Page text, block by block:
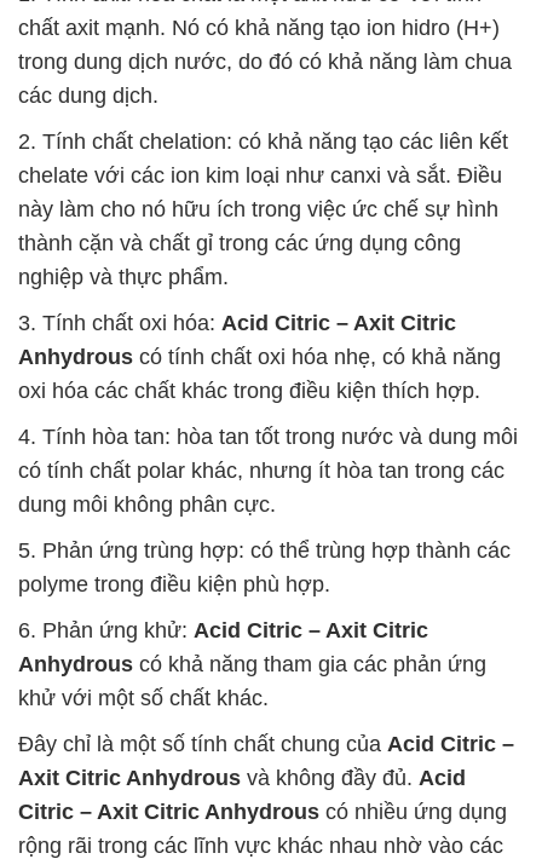
chất axit mạnh. Nó có khả năng tạo ion hidro (H+)
trong dung dịch nước, do đó có khả năng làm chua
các dung dịch.
2. Tính chất chelation: có khả năng tạo các liên kết
chelate với các ion kim loại như canxi và sắt. Điều
này làm cho nó hữu ích trong việc ức chế sự hình
thành cặn và chất gỉ trong các ứng dụng công
nghiệp và thực phẩm.
3. Tính chất oxi hóa: Acid Citric – Axit Citric
Anhydrous có tính chất oxi hóa nhẹ, có khả năng
oxi hóa các chất khác trong điều kiện thích hợp.
4. Tính hòa tan: hòa tan tốt trong nước và dung môi
có tính chất polar khác, nhưng ít hòa tan trong các
dung môi không phân cực.
5. Phản ứng trùng hợp: có thể trùng hợp thành các
polyme trong điều kiện phù hợp.
6. Phản ứng khử: Acid Citric – Axit Citric
Anhydrous có khả năng tham gia các phản ứng
khử với một số chất khác.
Đây chỉ là một số tính chất chung của Acid Citric –
Axit Citric Anhydrous và không đầy đủ. Acid
Citric – Axit Citric Anhydrous có nhiều ứng dụng
rộng rãi trong các lĩnh vực khác nhau nhờ vào các